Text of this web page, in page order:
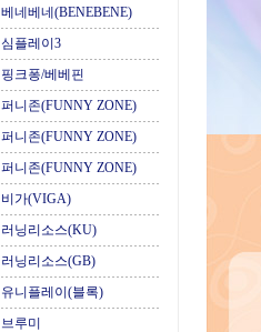
베네베네(BENEBENE)
심플레이3
핑크퐁/베베핀
퍼니존(FUNNY ZONE)
퍼니존(FUNNY ZONE)
퍼니존(FUNNY ZONE)
비가(VIGA)
러닝리소스(KU)
러닝리소스(GB)
유니플레이(블록)
브루미